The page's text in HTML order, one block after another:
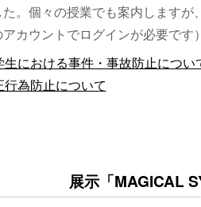
た。個々の授業でも案内します
カウントでログインが必要です
生における事件・事故防止につい
行為防止について
展示「MAGICAL